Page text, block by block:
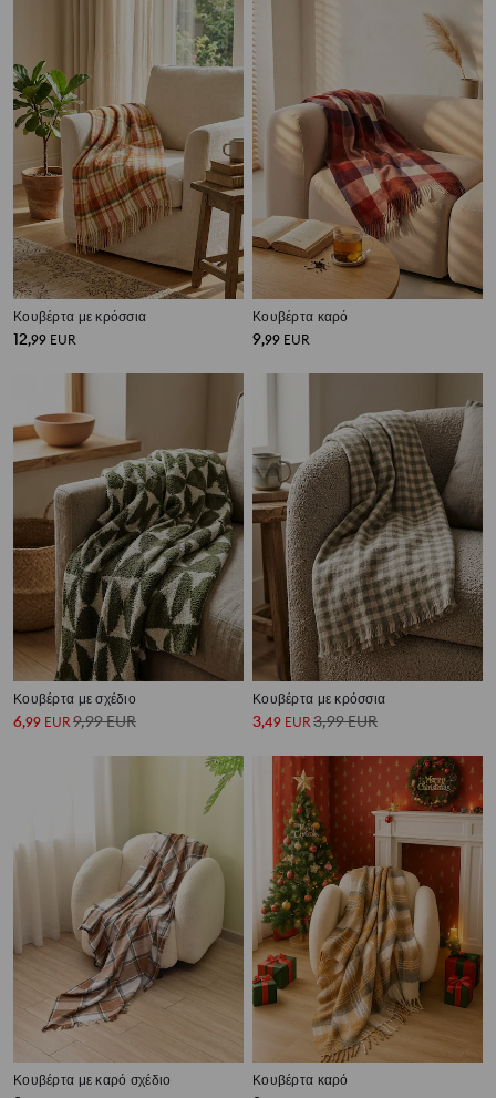
Κουβέρτα με κρόσσια
12,99 EUR
Κουβέρτα καρό
9,99 EUR
Κουβέρτα με σχέδιο
6,99 EUR 9,99EUR
Κουβέρτα με κρόσσια
3,49 EUR 3,99EUR
Κουβέρτα με καρό σχέδιο Κουβέρτα καρό